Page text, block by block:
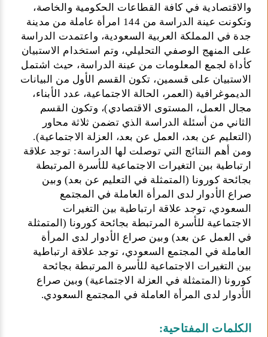
والاقتصادية في كافة القطاعات الحكومية والخاصة،
وتكونت عينة الدراسة من 144 امرأة عاملة من مدينة
جدة في المملكة العربية السعودية، واعتمدت الدراسة
على المنهج الوصفي التحليلي، وتم استخدام الاستبيان
كأداة لجمع المعلومات من عينة الدراسة، حيث اشتمل
الاستبيان على قسمين، تكون القسم الأول من البيانات
الديموغرافية (العمر، الحالة الاجتماعية، عدد الأبناء،
مجال العمل، المستوى الاقتصادي)، وتكون القسم
الثاني من أسئلة الدراسة الذي تضمن ثلاثة محاور
(التعليم عن بعد، العمل عن بعد، العزلة الاجتماعية).
ومن أهم النتائج التي توصلت لها الدراسة: توجد علاقة
ارتباطية بين التغيرات الاجتماعية للأسرة المرتبطة
بجائحة كورونا (المتمثلة في التعليم عن بعد) وبين
صراع الأدوار لدى المرأة العاملة في المجتمع
السعودي، توجد علاقة ارتباطية بين التغيرات
الاجتماعية للأسرة المرتبطة بجائحة كورونا (المتمثلة
في العمل عن بعد) وبين صراع الأدوار لدى المرأة
العاملة في المجتمع السعودي، توجد علاقة ارتباطية
بين التغيرات الاجتماعية للأسرة المرتبطة بجائحة
كورونا (المتمثلة في العزلة الاجتماعية) وبين صراع
الأدوار لدى المرأة العاملة في المجتمع السعودي.
الكلمات المفتاحية: